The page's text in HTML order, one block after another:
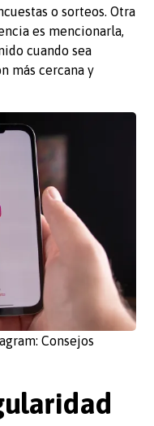
o sorteos. Otra
es mencionarla,
cuando sea
más cercana y
Consejos